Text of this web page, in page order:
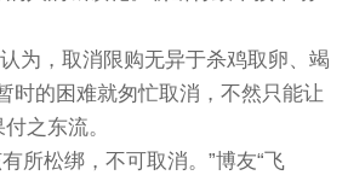
为，取消限购无异于杀鸡取卵、竭
时的困难就匆忙取消，不然只能让
之东流。
有所松绑，不可取消。”博友“飞